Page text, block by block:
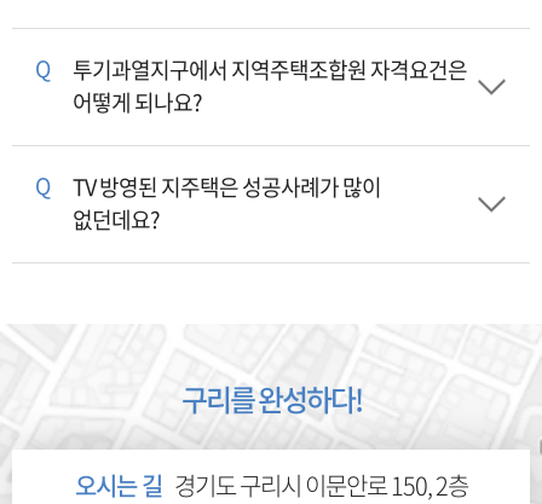
Q
투기과열지구에서 지역주택조합원 자격요건은
어떻게 되나요?
Q
TV 방영된 지주택은 성공사례가 많이
없던데요?
구리를 완성하다!
오시는 길 경기도 구리시 이문안로 150, 2층